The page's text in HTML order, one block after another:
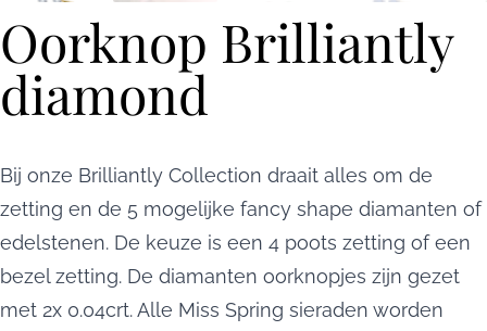
Oorknop Brilliantly
diamond
Bij onze Brilliantly Collection draait alles om de
zetting en de 5 mogelijke fancy shape diamanten of
edelstenen. De keuze is een 4 poots zetting of een
bezel zetting. De diamanten oorknopjes zijn gezet
met 2x 0.04crt. Alle Miss Spring sieraden worden